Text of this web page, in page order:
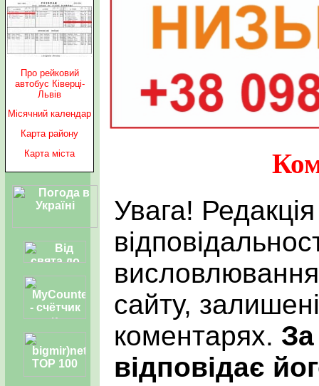
Про рейковий
автобус Ківерці-
Львів
Місячний календар
Карта району
Карта міста
Увага!
висловлювання
сайту,
коментарях.
відповідає